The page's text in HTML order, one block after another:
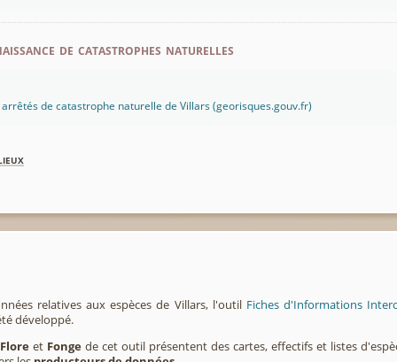
de catastrophes naturelles
de catastrophe naturelle de Villars (georisques.gouv.fr)
relatives aux espèces de Villars, l'outil Fiches d'Informations
développé.
Flore et Fonge de cet outil présentent des cartes, effectifs et listes